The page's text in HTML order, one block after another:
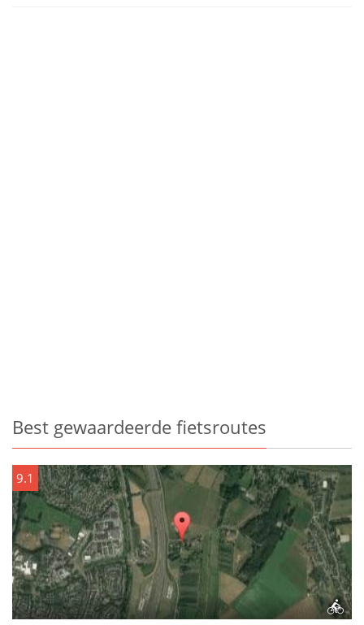
Best gewaardeerde fietsroutes
9.1